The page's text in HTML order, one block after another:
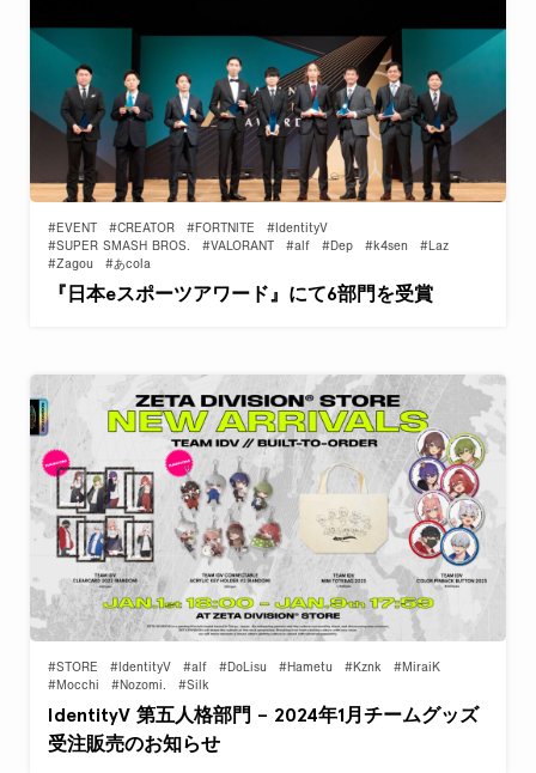
#EVENT #CREATOR #FORTNITE
#IdentityV
#SUPER SMASH BROS.
#VALORANT #alf #Dep #k4sen
#Laz
#Zagou
#あcola
『日本eスポーツアワード』にて6部門を受賞
#STORE #IdentityV #alf #DoLisu #Hametu #Kznk
#MiraiK
#Mocchi
#Nozomi. #Silk
IdentityV 第五人格部門 – 2024年1月チームグッズ
受注販売のお知らせ